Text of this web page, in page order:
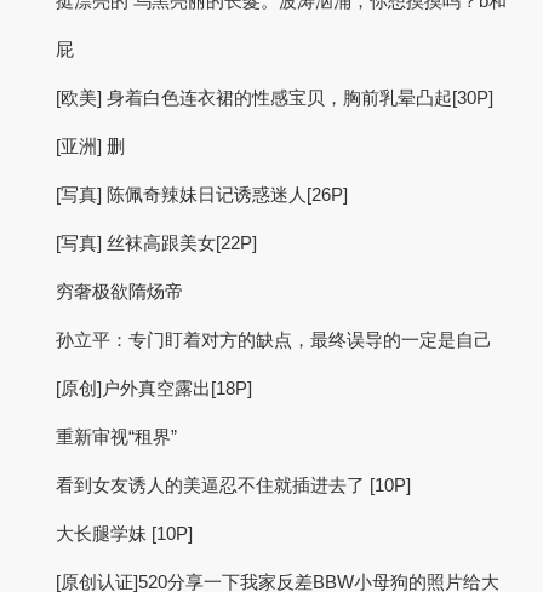
屁
[欧美] 身着白色连衣裙的性感宝贝，胸前乳晕凸起[30P]
[亚洲] 删
[写真] 陈佩奇辣妹日记诱惑迷人[26P]
[写真] 丝袜高跟美女[22P]
穷奢极欲隋炀帝
孙立平：专门盯着对方的缺点，最终误导的一定是自己
[原创]户外真空露出[18P]
重新审视“租界”
看到女友诱人的美逼忍不住就插进去了 [10P]
大长腿学妹 [10P]
[原创认证]520分享一下我家反差BBW小母狗的照片给大